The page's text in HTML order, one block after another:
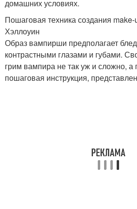
домашних условиях.
Пошаговая техника создания
Хэллоуин
Образ вампирши предполагает
контрастными глазами и губами.
грим вампира не так уж и сложно,
пошаговая инструкция,